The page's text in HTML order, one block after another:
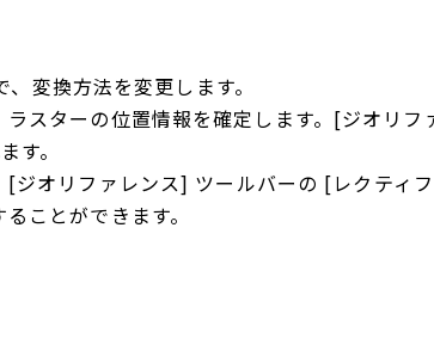
変換方法を変更します。
スターの位置情報を確定します。[ジオリ
す。
ジオリファレンス] ツールバーの [レクティ
ことができます。